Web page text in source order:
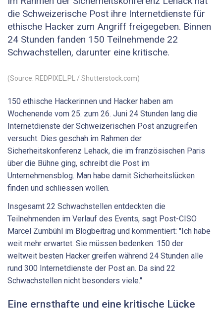
die Schweizerische Post ihre Internetdienste für
ethische Hacker zum Angriff freigegeben. Binnen
24 Stunden fanden 150 Teilnehmende 22
Schwachstellen, darunter eine kritische.
(Source: REDPIXEL.PL / Shutterstock.com)
150 ethische Hackerinnen und Hacker haben am
Wochenende vom 25. zum 26. Juni 24 Stunden lang die
Internetdienste der Schweizerischen Post anzugreifen
versucht. Dies geschah im Rahmen der
Sicherheitskonferenz Lehack, die im französischen Paris
über die Bühne ging, schreibt die Post im
Unternehmensblog. Man habe damit Sicherheitslücken
finden und schliessen wollen.
Insgesamt 22 Schwachstellen entdeckten die
Teilnehmenden im Verlauf des Events, sagt Post-CISO
Marcel Zumbühl im Blogbeitrag und kommentiert: "Ich habe
weit mehr erwartet. Sie müssen bedenken: 150 der
weltweit besten Hacker greifen während 24 Stunden alle
rund 300 Internetdienste der Post an. Da sind 22
Schwachstellen nicht besonders viele."
Eine ernsthafte und eine kritische Lücke